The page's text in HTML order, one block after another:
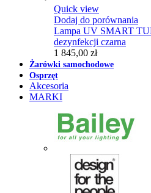
Quick view
Dodaj do porównania
Lampa UV SMART
dezynfekcji czarna
1 845,00 zł
Żarówki samochodowe
Osprzęt
Akcesoria
MARKI